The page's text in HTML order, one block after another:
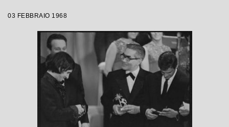
03 FEBBRAIO 1968